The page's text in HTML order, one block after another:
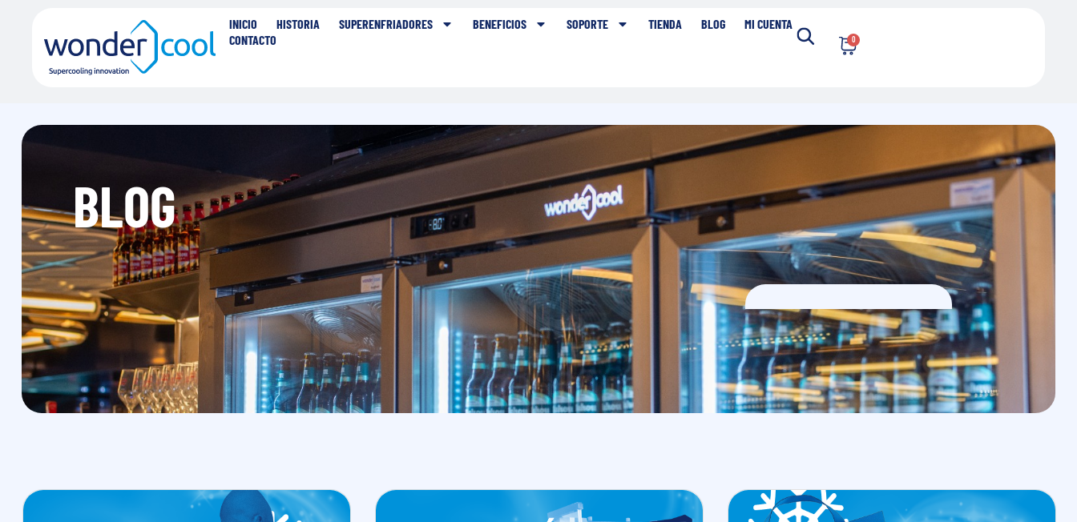
INICIO HISTORIA SUPERENFRIADORES BENEFICIOS SOPORTE TIENDA BLOG
MI CUENTA
CONTACTO
0
BLOG